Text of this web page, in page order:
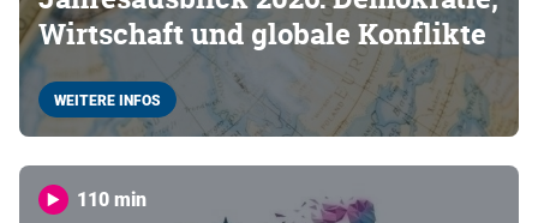
Wirtschaft und globale Konflikte
WEITERE INFOS
110 min